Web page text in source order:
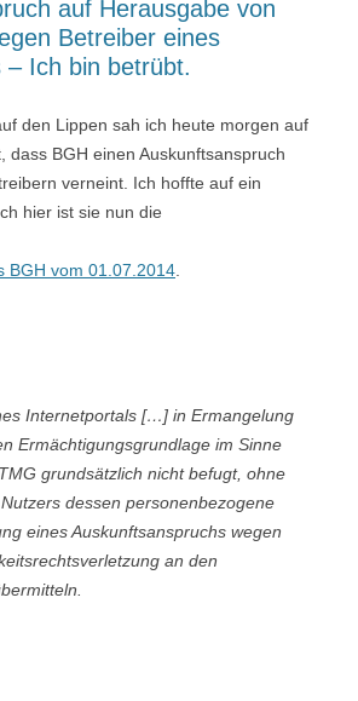
auf Herausgabe von
Betreiber eines
Ich bin betrübt.
den Lippen sah ich heute morgen auf
dass BGH einen Auskunftsanspruch
verneint. Ich hoffte auf ein
hier ist sie nun die
BGH vom 01.07.2014
Internetportals […] in Ermangelung
Ermächtigungsgrundlage im Sinne
grundsätzlich nicht befugt, ohne
dessen personenbezogene
eines Auskunftsanspruchs wegen
an den